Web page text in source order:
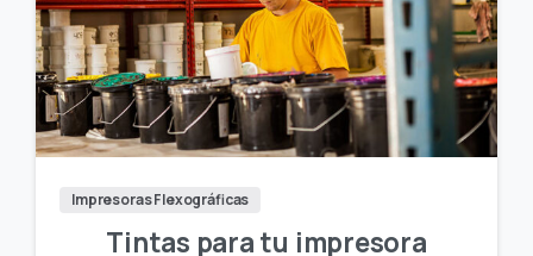
Impresoras Flexográficas
Tintas para tu impresora